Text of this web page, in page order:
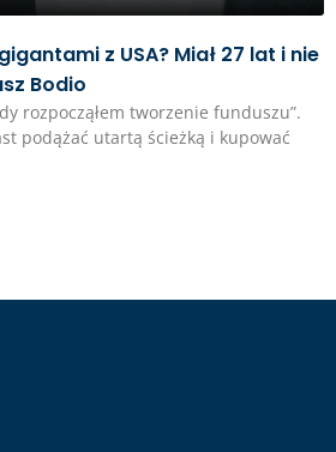
z USA? Miał 27 lat i nie
Bodio
rozpocząłem tworzenie funduszu”.
podążać utartą ścieżką i kupować